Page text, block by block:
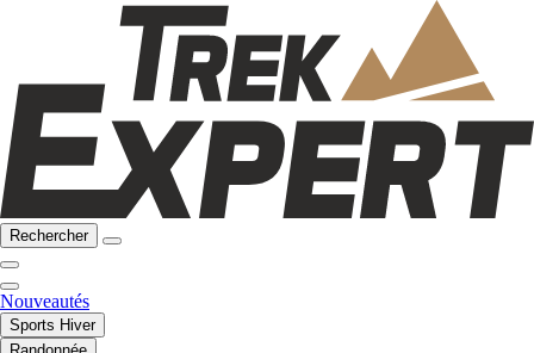
Rechercher
Nouveautés
Sports Hiver